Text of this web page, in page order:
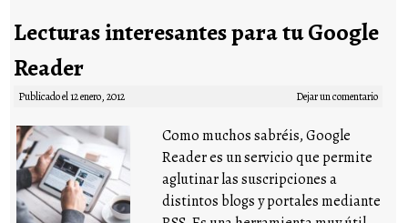
Lecturas interesantes para tu Google
Reader
Publicado el12 enero, 2012 Dejar un comentario
Como muchos sabréis, Google
Reader es un servicio que permite
aglutinar las suscripciones a
distintos blogs y portales mediante